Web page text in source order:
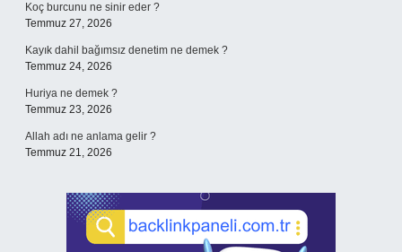
Koç burcunu ne sinir eder ?
Temmuz 27, 2026
Kayık dahil bağımsız denetim ne demek ?
Temmuz 24, 2026
Huriya ne demek ?
Temmuz 23, 2026
Allah adı ne anlama gelir ?
Temmuz 21, 2026